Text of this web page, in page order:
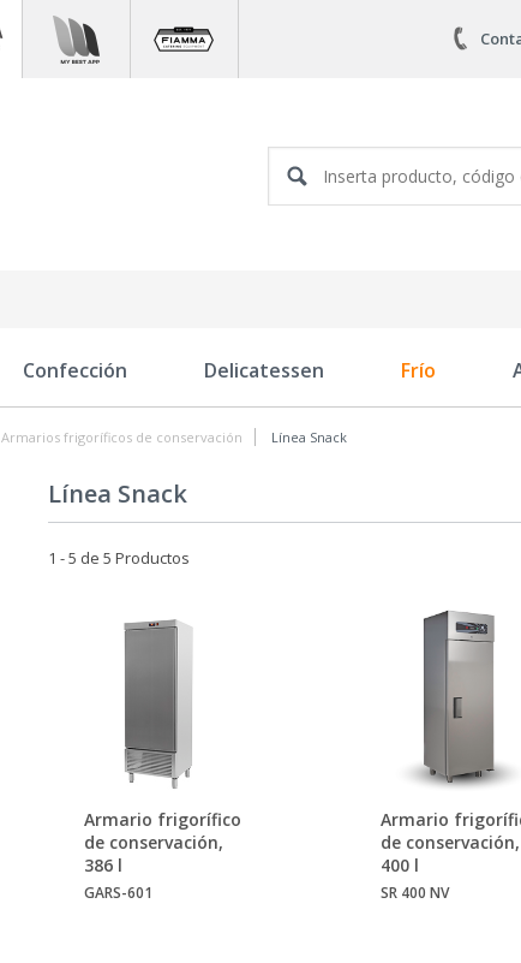
Confección Delicatessen Frío
Armarios frigoríficos de conservación Línea Snack
Línea Snack
1 - 5 de 5 Productos
Armario frigorífico
de conservación,
386 l
GARS-601
Armario
de conservación,
400 l
SR 400 NV